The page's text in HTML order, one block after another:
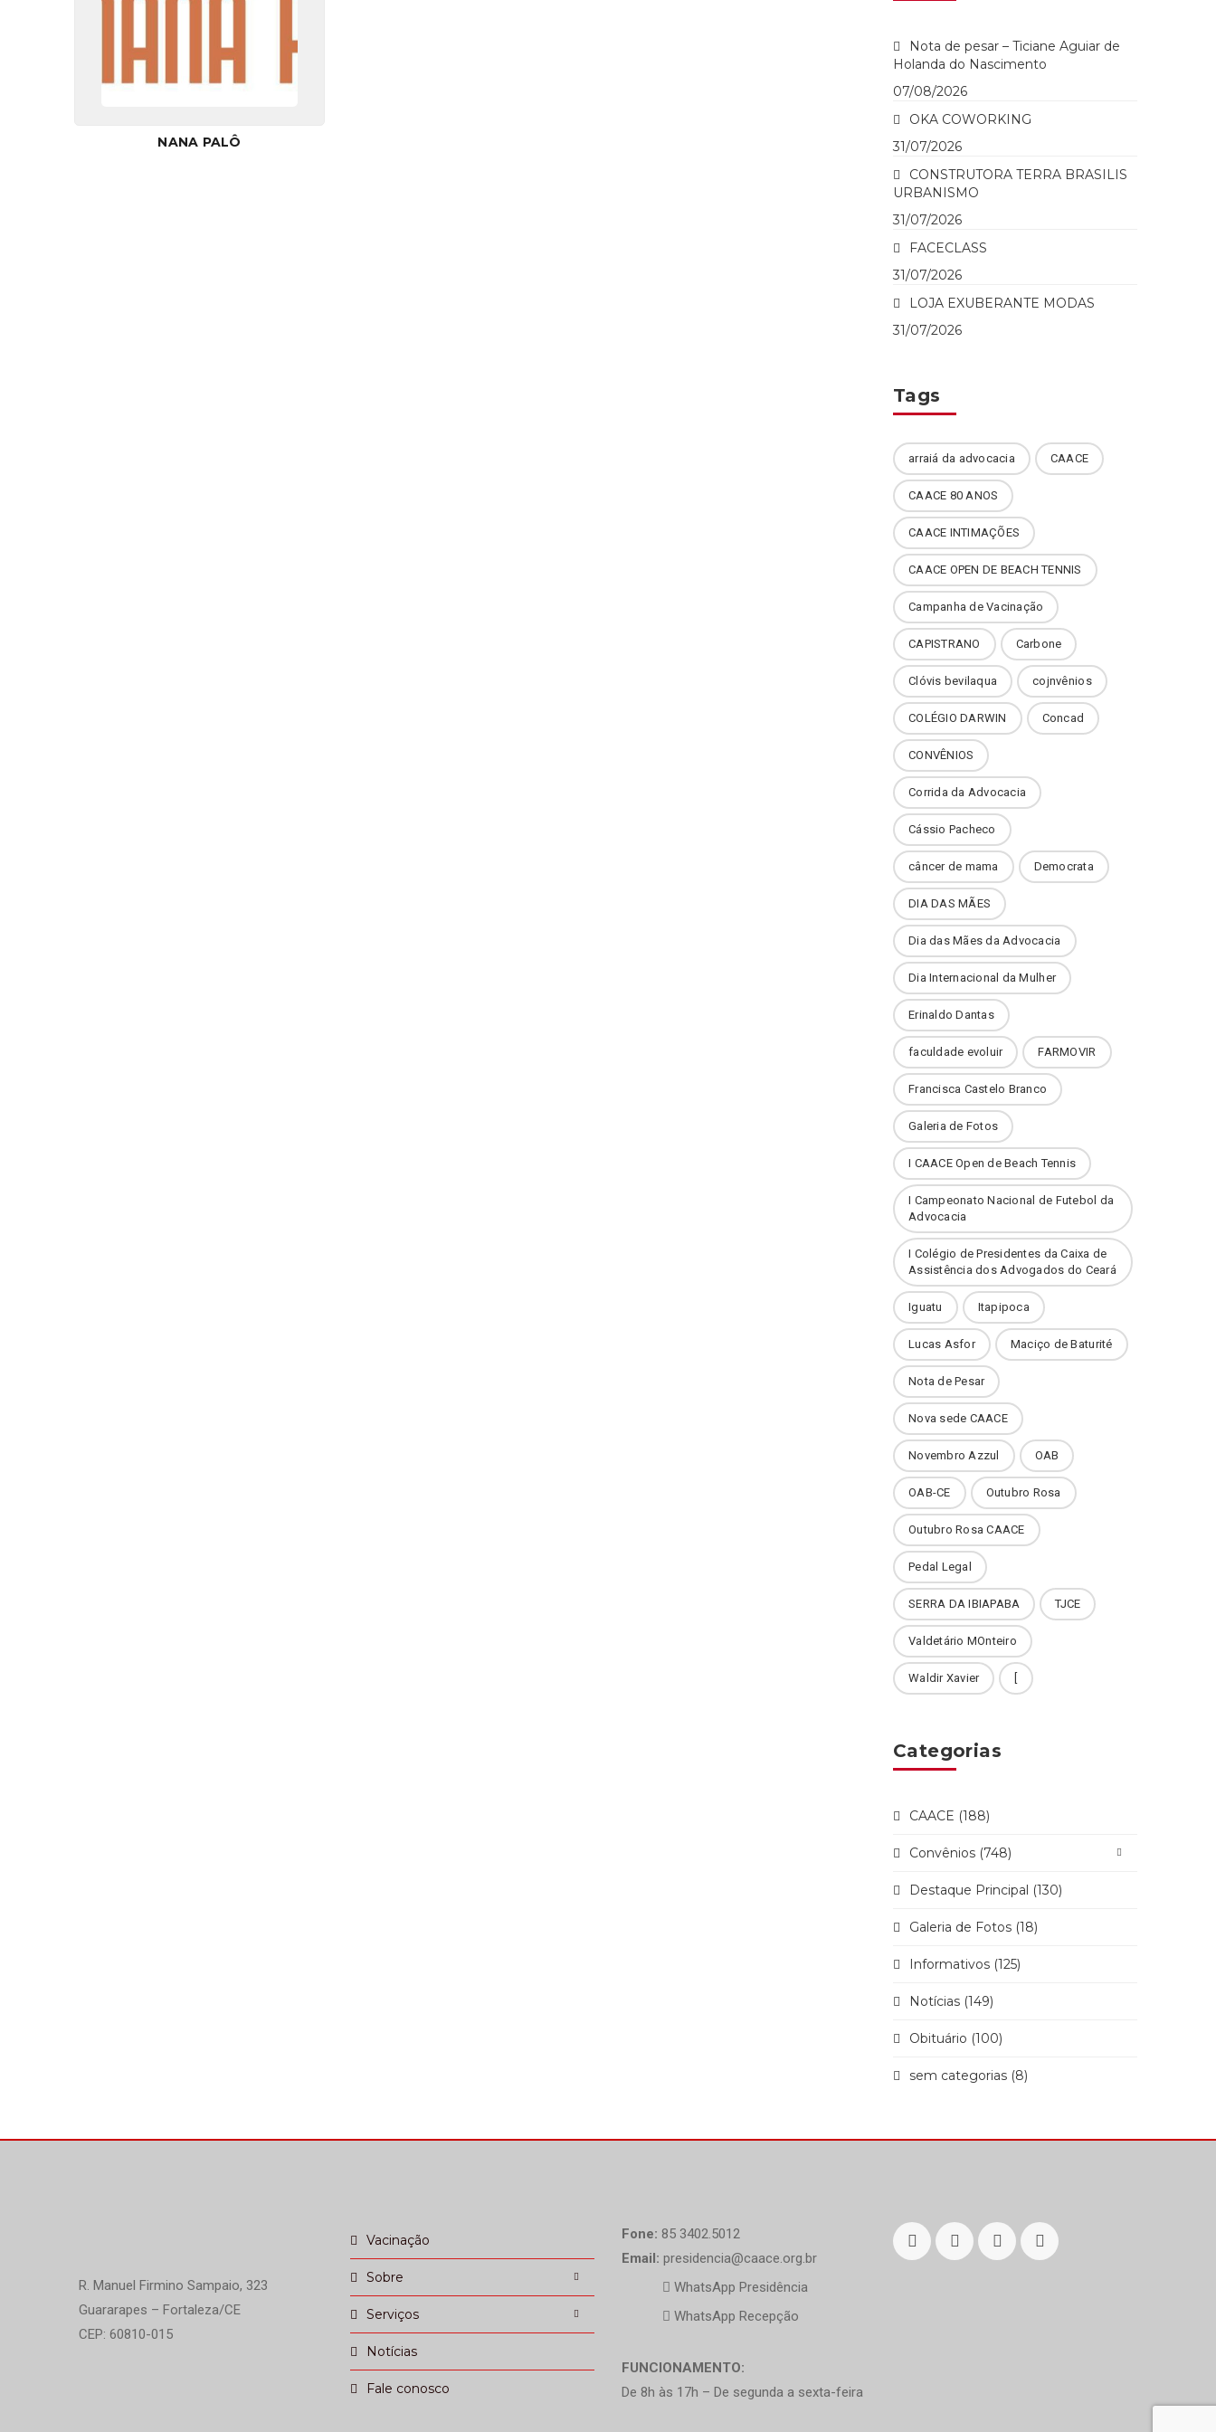
NANA PALÔ
Nota de pesar – Ticiane Aguiar de
Holanda do Nascimento
07/08/2026
OKA COWORKING
31/07/2026
CONSTRUTORA TERRA BRASILIS
URBANISMO
31/07/2026
FACECLASS
31/07/2026
LOJA EXUBERANTE MODAS
31/07/2026
Tags
arraiá da advocacia CAACE
CAACE 80 ANOS
CAACE INTIMAÇÕES
CAACE OPEN DE BEACH TENNIS
Campanha de Vacinação
CAPISTRANO Carbone
Clóvis bevilaqua cojnvênios
COLÉGIO DARWIN Concad
CONVÊNIOS
Corrida da Advocacia
Cássio Pacheco
câncer de mama Democrata
DIA DAS MÃES
Dia das Mães da Advocacia
Dia Internacional da Mulher
Erinaldo Dantas
faculdade evoluir FARMOVIR
Francisca Castelo Branco
Galeria de Fotos
I CAACE Open de Beach Tennis
I Campeonato Nacional de Futebol da
Advocacia
I Colégio de Presidentes da Caixa de
Assistência dos Advogados do Ceará
Iguatu Itapipoca
Lucas Asfor Maciço de Baturité
Nota de Pesar
Nova sede CAACE
Novembro Azzul OAB
OAB-CE Outubro Rosa
Outubro Rosa CAACE
Pedal Legal
SERRA DA IBIAPABA TJCE
Valdetário MOnteiro
Waldir Xavier
Categorias
CAACE (188)
Convênios (748)
Destaque Principal (130)
Galeria de Fotos (18)
Informativos (125)
Notícias (149)
Obituário (100)
sem categorias (8)
R. Manuel Firmino Sampaio, 323
Guararapes – Fortaleza/CE
CEP: 60810-015
Vacinação
Sobre
Serviços
Notícias
Fale conosco
Fone: 85 3402.5012
Email: presidencia@caace.org.br
WhatsApp Presidência
WhatsApp Recepção
FUNCIONAMENTO:
De 8h às 17h – De segunda a sexta-feira